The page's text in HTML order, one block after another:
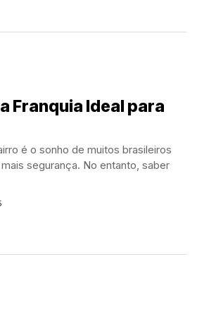
Franquia Ideal para
é o sonho de muitos brasileiros
segurança. No entanto, saber